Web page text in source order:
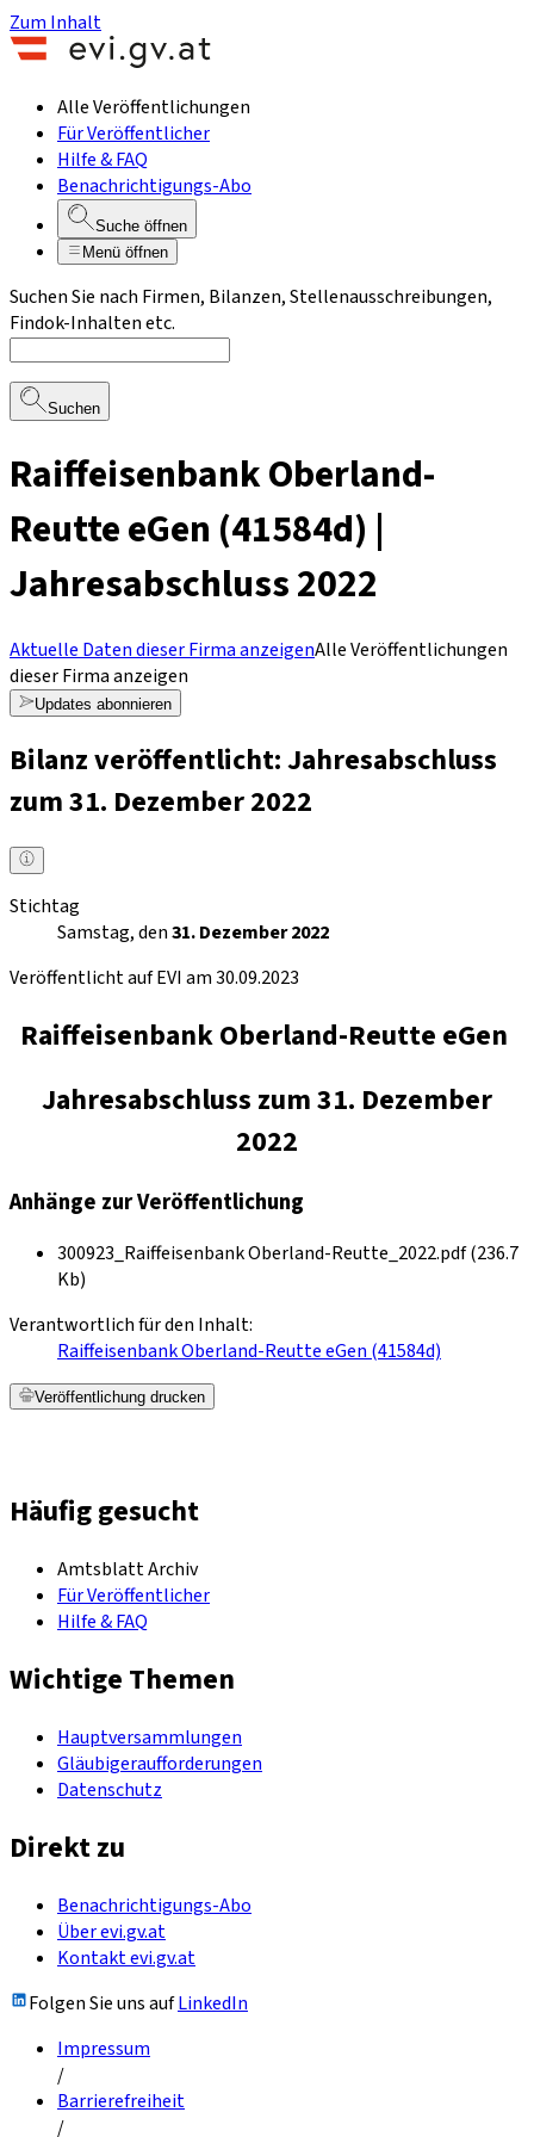
Zum Inhalt
Alle Veröffentlichungen
Für Veröffentlicher
Hilfe & FAQ
Benachrichtigungs-Abo
Suche öffnen
Menü öffnen
Suchen Sie nach Firmen, Bilanzen, Stellenausschreibungen,
Findok-Inhalten etc.
Suchen
Raiffeisenbank Oberland-
Reutte eGen (41584d) |
Jahresabschluss 2022
Aktuelle Daten dieser Firma anzeigenAlle Veröffentlichungen
dieser Firma anzeigen
Updates abonnieren
Bilanz veröffentlicht: Jahresabschluss
zum 31. Dezember 2022
Stichtag
Samstag, den31. Dezember 2022
Veröffentlicht auf EVI am 30.09.2023
Raiffeisenbank Oberland-Reutte eGen
Jahresabschluss zum 31. Dezember
2022
Anhänge zur Veröffentlichung
300923_Raiffeisenbank Oberland-Reutte_2022.pdf (236.7
Kb)
Verantwortlich für den Inhalt:
Raiffeisenbank Oberland-Reutte eGen (41584d)
Veröffentlichung drucken
Häufig gesucht
Amtsblatt Archiv
Für Veröffentlicher
Hilfe & FAQ
Wichtige Themen
Hauptversammlungen
Gläubigeraufforderungen
Datenschutz
Direkt zu
Benachrichtigungs-Abo
Über evi.gv.at
Kontakt evi.gv.at
Folgen Sie uns aufLinkedIn
Impressum
/
Barrierefreiheit
/